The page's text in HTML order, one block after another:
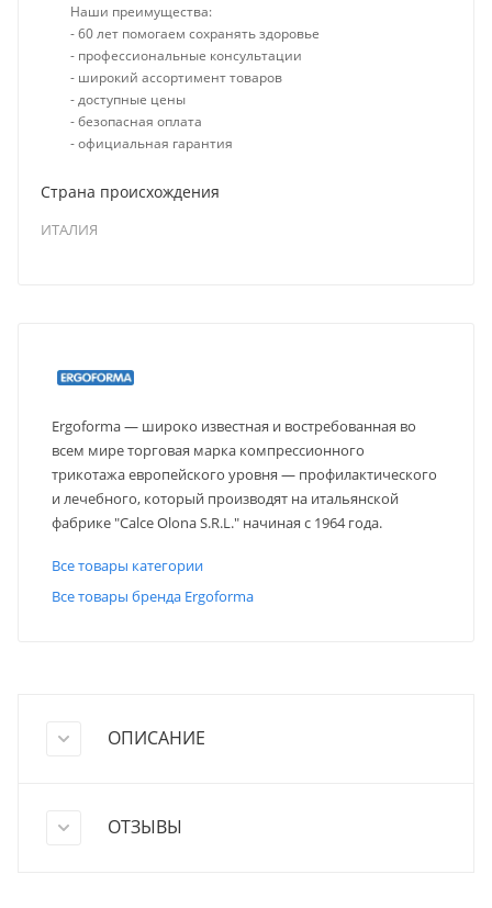
Наши преимущества:
- 60 лет помогаем сохранять здоровье
- профессиональные консультации
- широкий ассортимент товаров
- доступные цены
- безопасная оплата
- официальная гарантия
Страна происхождения
ИТАЛИЯ
Ergoforma — широко известная и востребованная во
всем мире торговая марка компрессионного
трикотажа европейского уровня — профилактического
и лечебного, который производят на итальянской
фабрике "Calce Olona S.R.L." начиная c 1964 года.
Все товары категории
Все товары бренда Ergoforma
ОПИСАНИЕ
ОТЗЫВЫ